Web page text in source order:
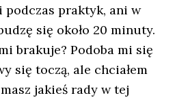
podczas praktyk, ani w
się około 20 minuty.
brakuje? Podoba mi się
się toczą, ale chciałem
jakieś rady w tej